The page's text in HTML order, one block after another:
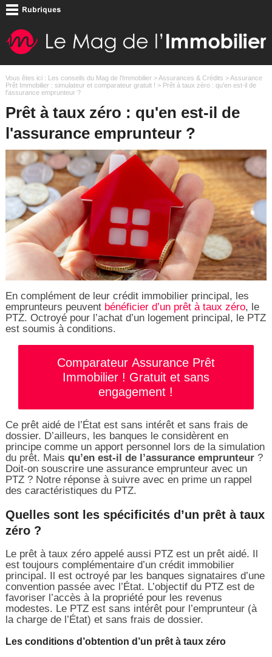
Vous êtes ici : Les conseils du Mag de l'Immobilier>Assurances & Crédits >Assurance
Prêt Immobilier : simulateur et comparateur gratuit ! > Prêt à taux zéro : qu'en est-il de
l'assurance emprunteur ?
Prêt à taux zéro : qu'en est-il de
l'assurance emprunteur ?
En complément de leur crédit immobilier principal, les
emprunteurs peuvent bénéficier d’un prêt à taux zéro, le
PTZ. Octroyé pour l’achat d’un logement principal, le PTZ
est soumis à conditions.
Comparateur Assurance Prêt
Immobilier ! Gratuit et sans
engagement !
Ce prêt aidé de l’État est sans intérêt et sans frais de
dossier. D’ailleurs, les banques le considèrent en
principe comme un apport personnel lors de la simulation
du prêt. Mais qu’en est-il de l’assurance emprunteur ?
Doit-on souscrire une assurance emprunteur avec un
PTZ ? Notre réponse à suivre avec en prime un rappel
des caractéristiques du PTZ.
Quelles sont les spécificités d’un prêt à taux
zéro ?
Le prêt à taux zéro appelé aussi PTZ est un prêt aidé. Il
est toujours complémentaire d’un crédit immobilier
principal. Il est octroyé par les banques signataires d’une
convention passée avec l’État. L’objectif du PTZ est de
favoriser l’accès à la propriété pour les revenus
modestes. Le PTZ est sans intérêt pour l’emprunteur (à
la charge de l’État) et sans frais de dossier.
Les conditions d’obtention d’un prêt à taux zéro